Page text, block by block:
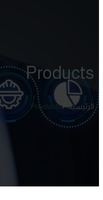
Products
الرئيسية /
Products